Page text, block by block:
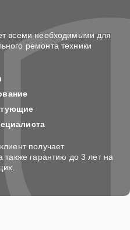
всеми необходимыми для
ремонта техники
получает
также гарантию до 3 лет на